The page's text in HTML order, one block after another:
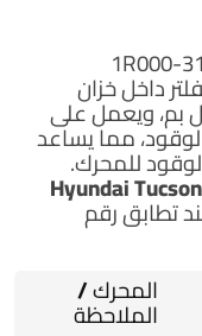
داخل خزان
بم، ويعمل على
مما يساعد
للمحرك.
Hyundai Tucson
تطابق رقم
المحرك /
الملاحظة